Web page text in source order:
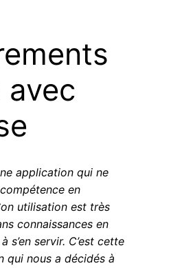
avec
application qui ne
en
utilisation est très
connaissances en
s’en servir. C’est cette
qui nous a décidés à